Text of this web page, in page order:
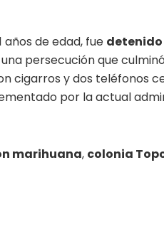
años de edad, fue detenido
persecución que
cigarros y dos teléfonos
por la actual
marihuana, colonia